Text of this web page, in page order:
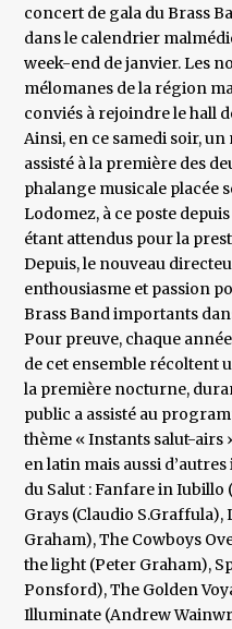
concert de gala du Brass
dans le calendrier
week-end de janvier. Les
mélomanes de la région
conviés à rejoindre le hall
Ainsi, en ce samedi soir,
assisté à la première des
phalange musicale placée
Lodomez, à ce poste
étant attendus pour la
Depuis, le nouveau
enthousiasme et passion
Brass Band importants
Pour preuve, chaque
de cet ensemble récoltent
la première nocturne,
public a assisté au
thème « Instants salut-airs
en latin mais aussi
du Salut : Fanfare in Iubillo
Grays (Claudio S.Graffula),
Graham), The Cowboys
the light (Peter Graham),
Ponsford), The Golden
Illuminate (Andrew